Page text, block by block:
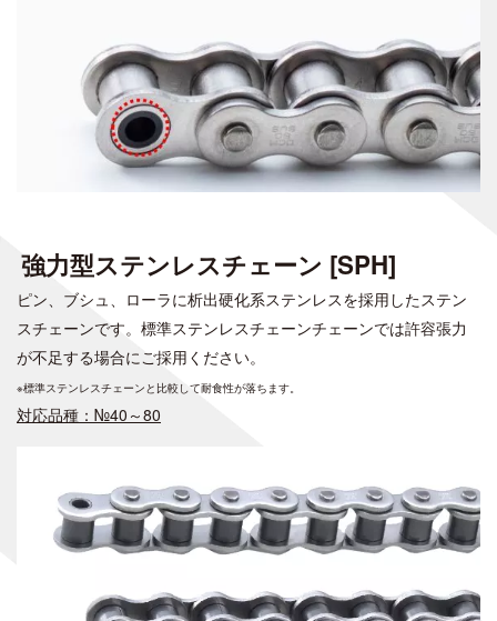
強力型ステンレスチェーン [SPH]
ピン、ブシュ、ローラに析出硬化系ステンレスを採用したステン
スチェーンです。標準ステンレスチェーンチェーンでは許容張力
が不足する場合にご採用ください。
※標準ステンレスチェーンと比較して耐食性が落ちます。
対応品種：№40～80